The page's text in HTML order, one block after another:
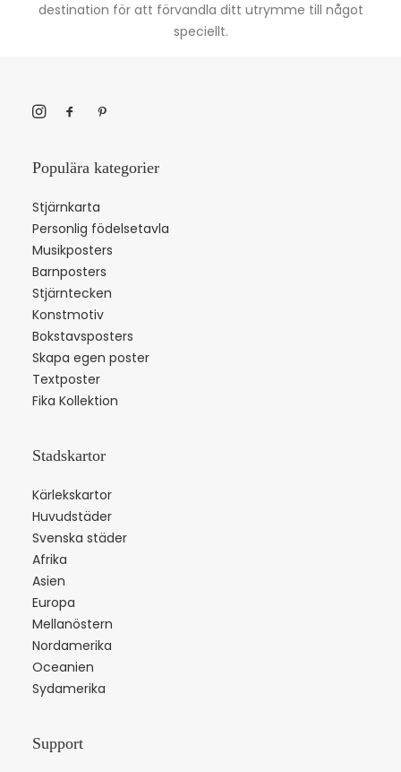
destination för att förvandla ditt utrymme till något
speciellt.
Populära kategorier
Stjärnkarta
Personlig födelsetavla
Musikposters
Barnposters
Stjärntecken
Konstmotiv
Bokstavsposters
Skapa egen poster
Textposter
Fika Kollektion
Stadskartor
Kärlekskartor
Huvudstäder
Svenska städer
Afrika
Asien
Europa
Mellanöstern
Nordamerika
Oceanien
Sydamerika
Support